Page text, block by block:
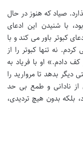
صیاد که هنوز در حال
با شنیدن این ادعای
کبوتر باور می کند و با
نه تنها کبوتر را از
کف دادم.» او با فریاد به
دیگر بدهد تا مروارید را
از نادانی و طمع بی حد
بلکه بدون هیچ تردیدی،